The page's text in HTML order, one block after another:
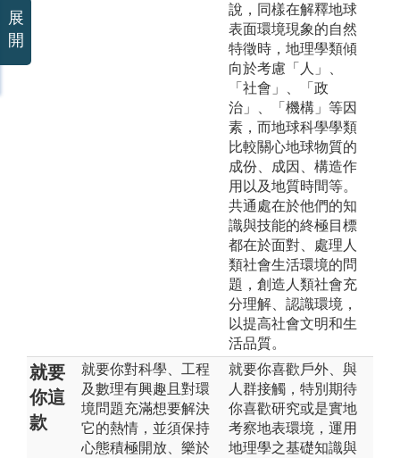
說，同樣在解釋地球
表面環境現象的自然
特徵時，地理學類傾
向於考慮「人」、
「社會」、「政
治」、「機構」等因
素，而地球科學學類
比較關心地球物質的
成份、成因、構造作
用以及地質時間等。
共通處在於他們的知
識與技能的終極目標
都在於面對、處理人
類社會生活環境的問
題，創造人類社會充
分理解、認識環境，
以提高社會文明和生
活品質。
就要
你這
款
就要你對科學、工程
及數理有興趣且對環
境問題充滿想要解決
它的熱情，並須保持
心態積極開放、樂於
就要你喜歡戶外、與
人群接觸，特別期待
你喜歡研究或是實地
考察地表環境，運用
地理學之基礎知識與
展
開